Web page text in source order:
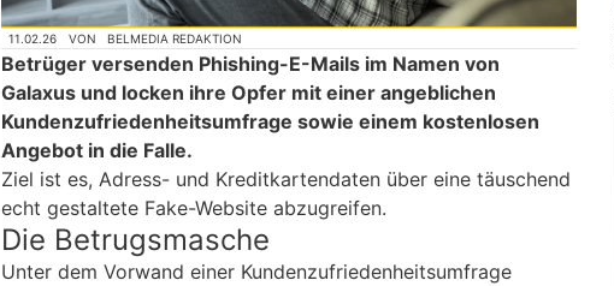
11.02.26 VON BELMEDIA REDAKTION
Betrüger versenden Phishing-E-Mails im Namen von
Galaxus und locken ihre Opfer mit einer angeblichen
Kundenzufriedenheitsumfrage sowie einem kostenlosen
Angebot in die Falle.
Ziel ist es, Adress- und Kreditkartendaten über eine täuschend
echt gestaltete Fake-Website abzugreifen.
Die Betrugsmasche
Unter dem Vorwand einer Kundenzufriedenheitsumfrage